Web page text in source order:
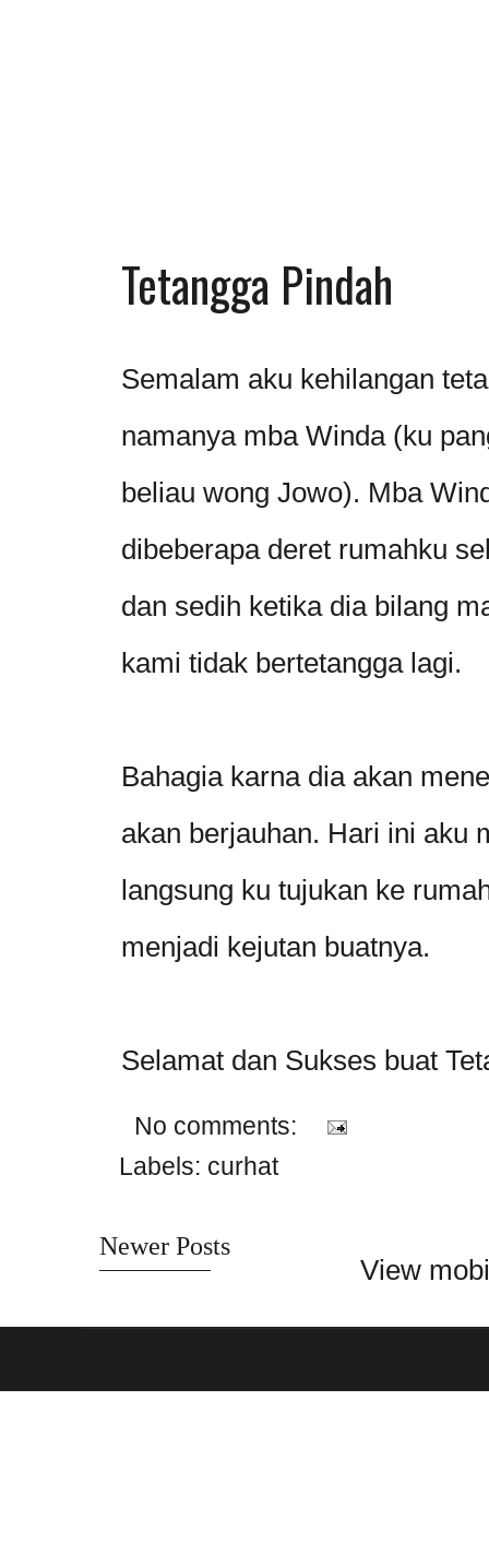
Tetangga Pindah
Semalam aku kehilangan
namanya mba Winda (ku
beliau wong Jowo). Mba
dibeberapa deret rumahku
dan sedih ketika dia bilang
kami tidak bertetangga lagi.
Bahagia karna dia akan
akan berjauhan. Hari ini aku
langsung ku tujukan ke
menjadi kejutan buatnya.
Selamat dan Sukses buat
No comments:
Labels: curhat
Newer Posts
View